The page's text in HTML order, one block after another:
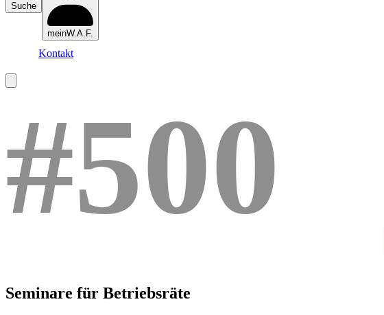
Suche
meinW.A.F.
Kontakt
#500
Seminare für Betriebsräte